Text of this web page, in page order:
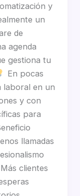
y
un
de
agenda
gestiona tu
En pocas
laboral en un
y con
para
llamadas
clientes